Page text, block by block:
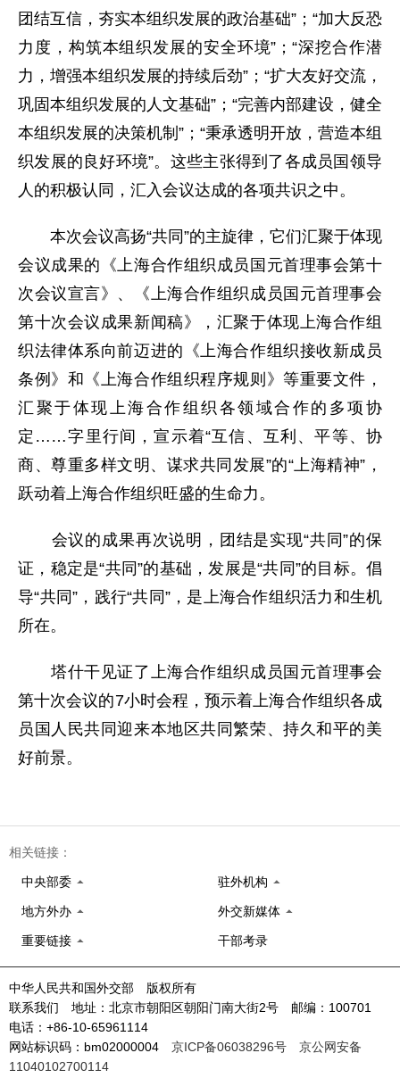
团结互信，夯实本组织发展的政治基础”；“加大反恐
力度，构筑本组织发展的安全环境”；“深挖合作潜
力，增强本组织发展的持续后劲”；“扩大友好交流，
巩固本组织发展的人文基础”；“完善内部建设，健全
本组织发展的决策机制”；“秉承透明开放，营造本组
织发展的良好环境”。这些主张得到了各成员国领导
人的积极认同，汇入会议达成的各项共识之中。
本次会议高扬“共同”的主旋律，它们汇聚于体现
会议成果的《上海合作组织成员国元首理事会第十
次会议宣言》、《上海合作组织成员国元首理事会
第十次会议成果新闻稿》，汇聚于体现上海合作组
织法律体系向前迈进的《上海合作组织接收新成员
条例》和《上海合作组织程序规则》等重要文件，
汇聚于体现上海合作组织各领域合作的多项协
定……字里行间，宣示着“互信、互利、平等、协
商、尊重多样文明、谋求共同发展”的“上海精神”，
跃动着上海合作组织旺盛的生命力。
会议的成果再次说明，团结是实现“共同”的保
证，稳定是“共同”的基础，发展是“共同”的目标。倡
导“共同”，践行“共同”，是上海合作组织活力和生机
所在。
塔什干见证了上海合作组织成员国元首理事会
第十次会议的7小时会程，预示着上海合作组织各成
员国人民共同迎来本地区共同繁荣、持久和平的美
好前景。
相关链接：
中央部委 驻外机构
地方外办 外交新媒体
重要链接 干部考录
中华人民共和国外交部 版权所有
联系我们 地址：北京市朝阳区朝阳门南大街2号 邮编：100701
电话：+86-10-65961114
网站标识码：bm02000004 京ICP备06038296号
京公网安备
11040102700114